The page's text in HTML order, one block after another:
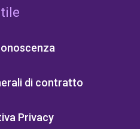
di contratto
Privacy